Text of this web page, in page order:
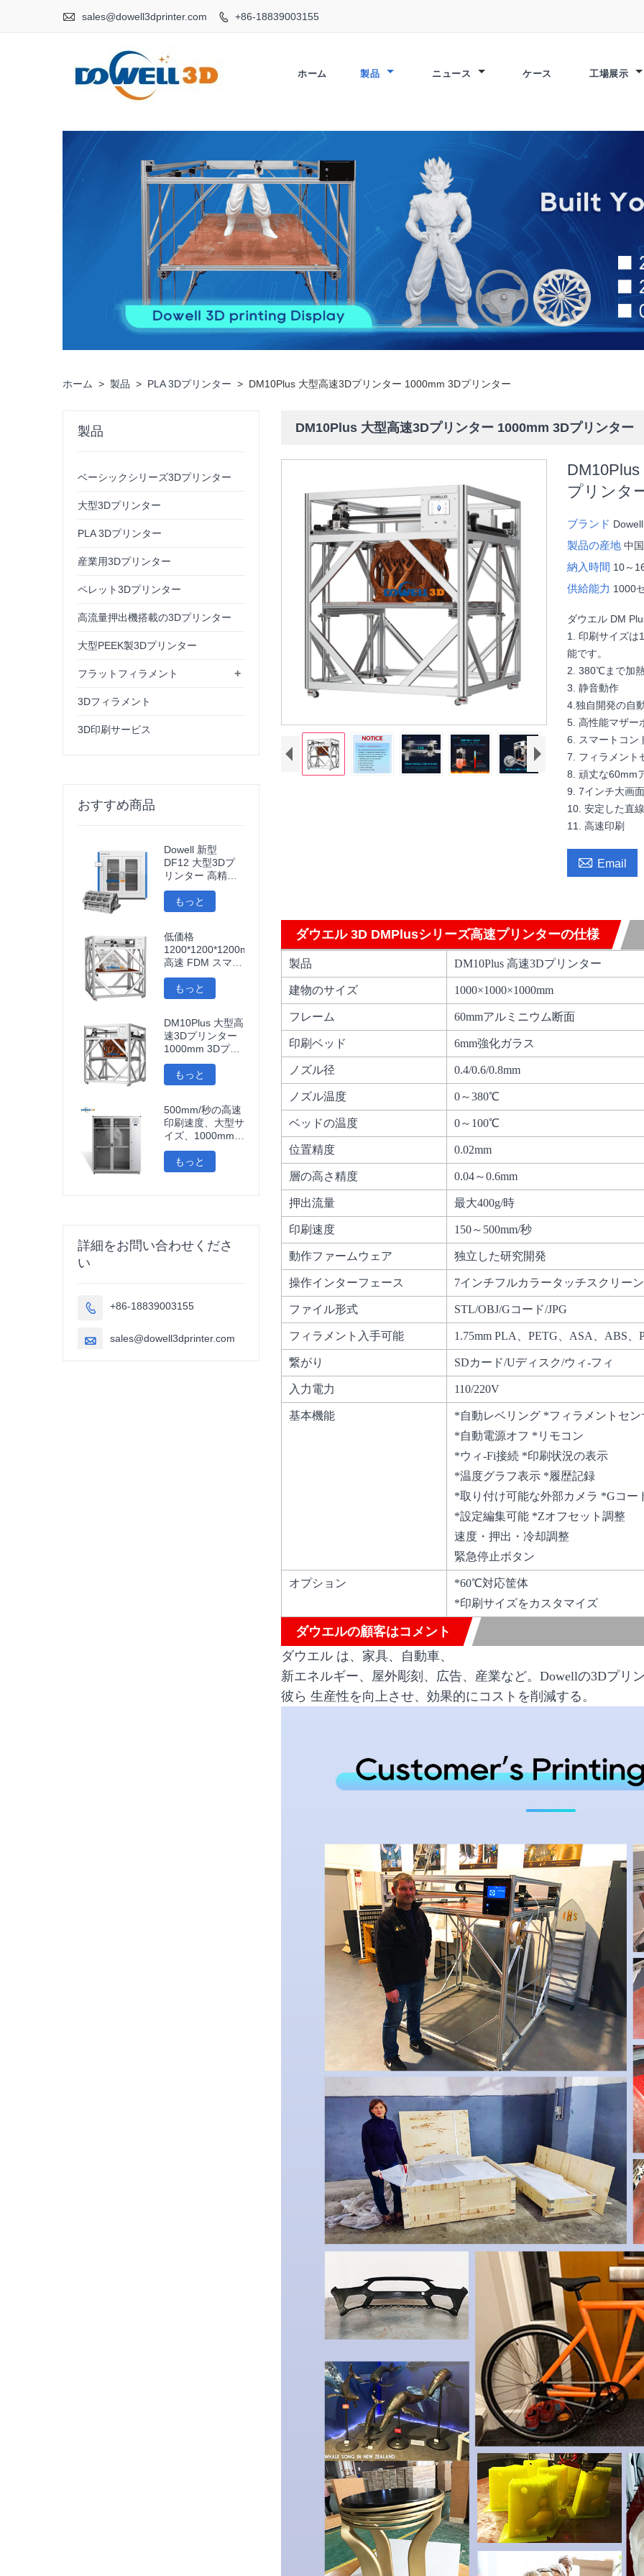
 sales@dowell3dprinter.com  +86-18839003155
ホーム 製品 ニュース ケース 工場展示
ホーム > 製品 > PLA 3Dプリンター > DM10Plus 大型高速3Dプリンター 1000mm 3Dプリンター
DM10Plus 大型高速3Dプリンター 1000mm 3Dプリンター
プリンタ
ブランド Dowell
製品の産地中国
納入時間 10～
供給能力 1000
ダウエル DM
1. 印刷サイズは
能です。
2. 380℃まで加
3. 静音動作
4.独自開発の自
5. 高性能マザー
6. スマートコン
7. フィラメント
8. 頑丈な60mm
9. 7インチ大画
10. 安定した直
11. 高速印刷
 Email
ダウエル 3D DMPlusシリーズ高速プリンターの仕様
製品 DM10Plus 高速3Dプリンター
建物のサイズ 1000×1000×1000mm
フレーム 60mmアルミニウム断面
印刷ベッド 6mm強化ガラス
ノズル径 0.4/0.6/0.8mm
ノズル温度 0～380℃
ベッドの温度 0～100℃
位置精度 0.02mm
層の高さ精度 0.04～0.6mm
押出流量 最大400g/時
印刷速度 150～500mm/秒
動作ファームウェア 独立した研究開発
操作インターフェース 7インチフルカラータッチスクリーン
ファイル形式 STL/OBJ/Gコード/JPG
フィラメント入手可能 1.75mm PLA、PETG、ASA、ABS
繋がり SDカード/Uディスク/ウィ-フィ
入力電力 110/220V
基本機能
*自動レベリング *フィラメント
*自動電源オフ *リモコン
*ウィ-Fi接続 *印刷状況の表示
*温度グラフ表示 *履歴記録
*取り付け可能な外部カメラ *Gコ
*設定編集可能 *Zオフセット調整
速度・押出・冷却調整
緊急停止ボタン
オプション
*60℃対応筐体
*印刷サイズをカスタマイズ
ダウエルの顧客はコメント
ダウエル は、家具、自動車、
新エネルギー、屋外彫刻、広告、産業など。Dowellの3Dプリ
彼ら生産性を向上させ、効果的にコストを削減する。
製品
ベーシックシリーズ3Dプリンター
大型3Dプリンター
PLA 3Dプリンター
産業用3Dプリンター
ペレット3Dプリンター
高流量押出機搭載の3Dプリンター
大型PEEK製3Dプリンター
+
フラットフィラメント
3Dフィラメント
3D印刷サービス
おすすめ商品
Dowell 新型
DF12 大型3Dプ
リンター 高精度
3Dプリンター 産
業用モデルプリン
ター
もっと
低価格
1200*1200*1200mm
高速 FDM スマー
ト 3D プリンター
ウィ-フィ 接続 高
速 3D 印刷機
もっと
DM10Plus 大型高
速3Dプリンター
1000mm 3Dプリ
ンター
もっと
500mm/秒の高速
印刷速度、大型サ
イズ、1000mm大
判カーボンファイ
バーPLA 3Dプリ
ンター、彫刻、自
もっと
詳細をお問い合わせくださ
い
 +86-18839003155
 sales@dowell3dprinter.com